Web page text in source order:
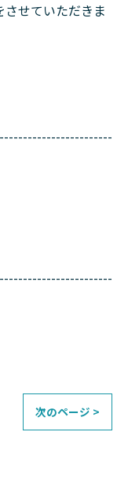
せていただきま
次のページ >